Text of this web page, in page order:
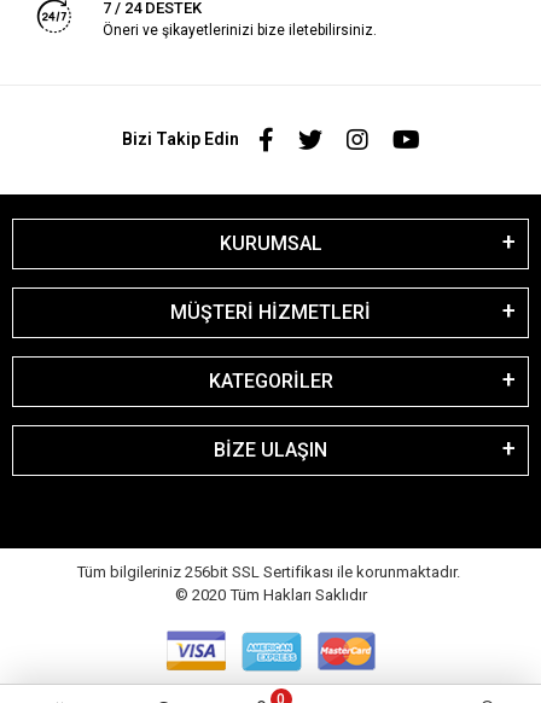
7 / 24 DESTEK
Öneri ve şikayetlerinizi bize iletebilirsiniz.
Bizi Takip Edin
KURUMSAL
MÜŞTERİ HİZMETLERİ
KATEGORİLER
BİZE ULAŞIN
Tüm bilgileriniz 256bit SSL Sertifikası ile korunmaktadır.
© 2020 Tüm Hakları Saklıdır
0